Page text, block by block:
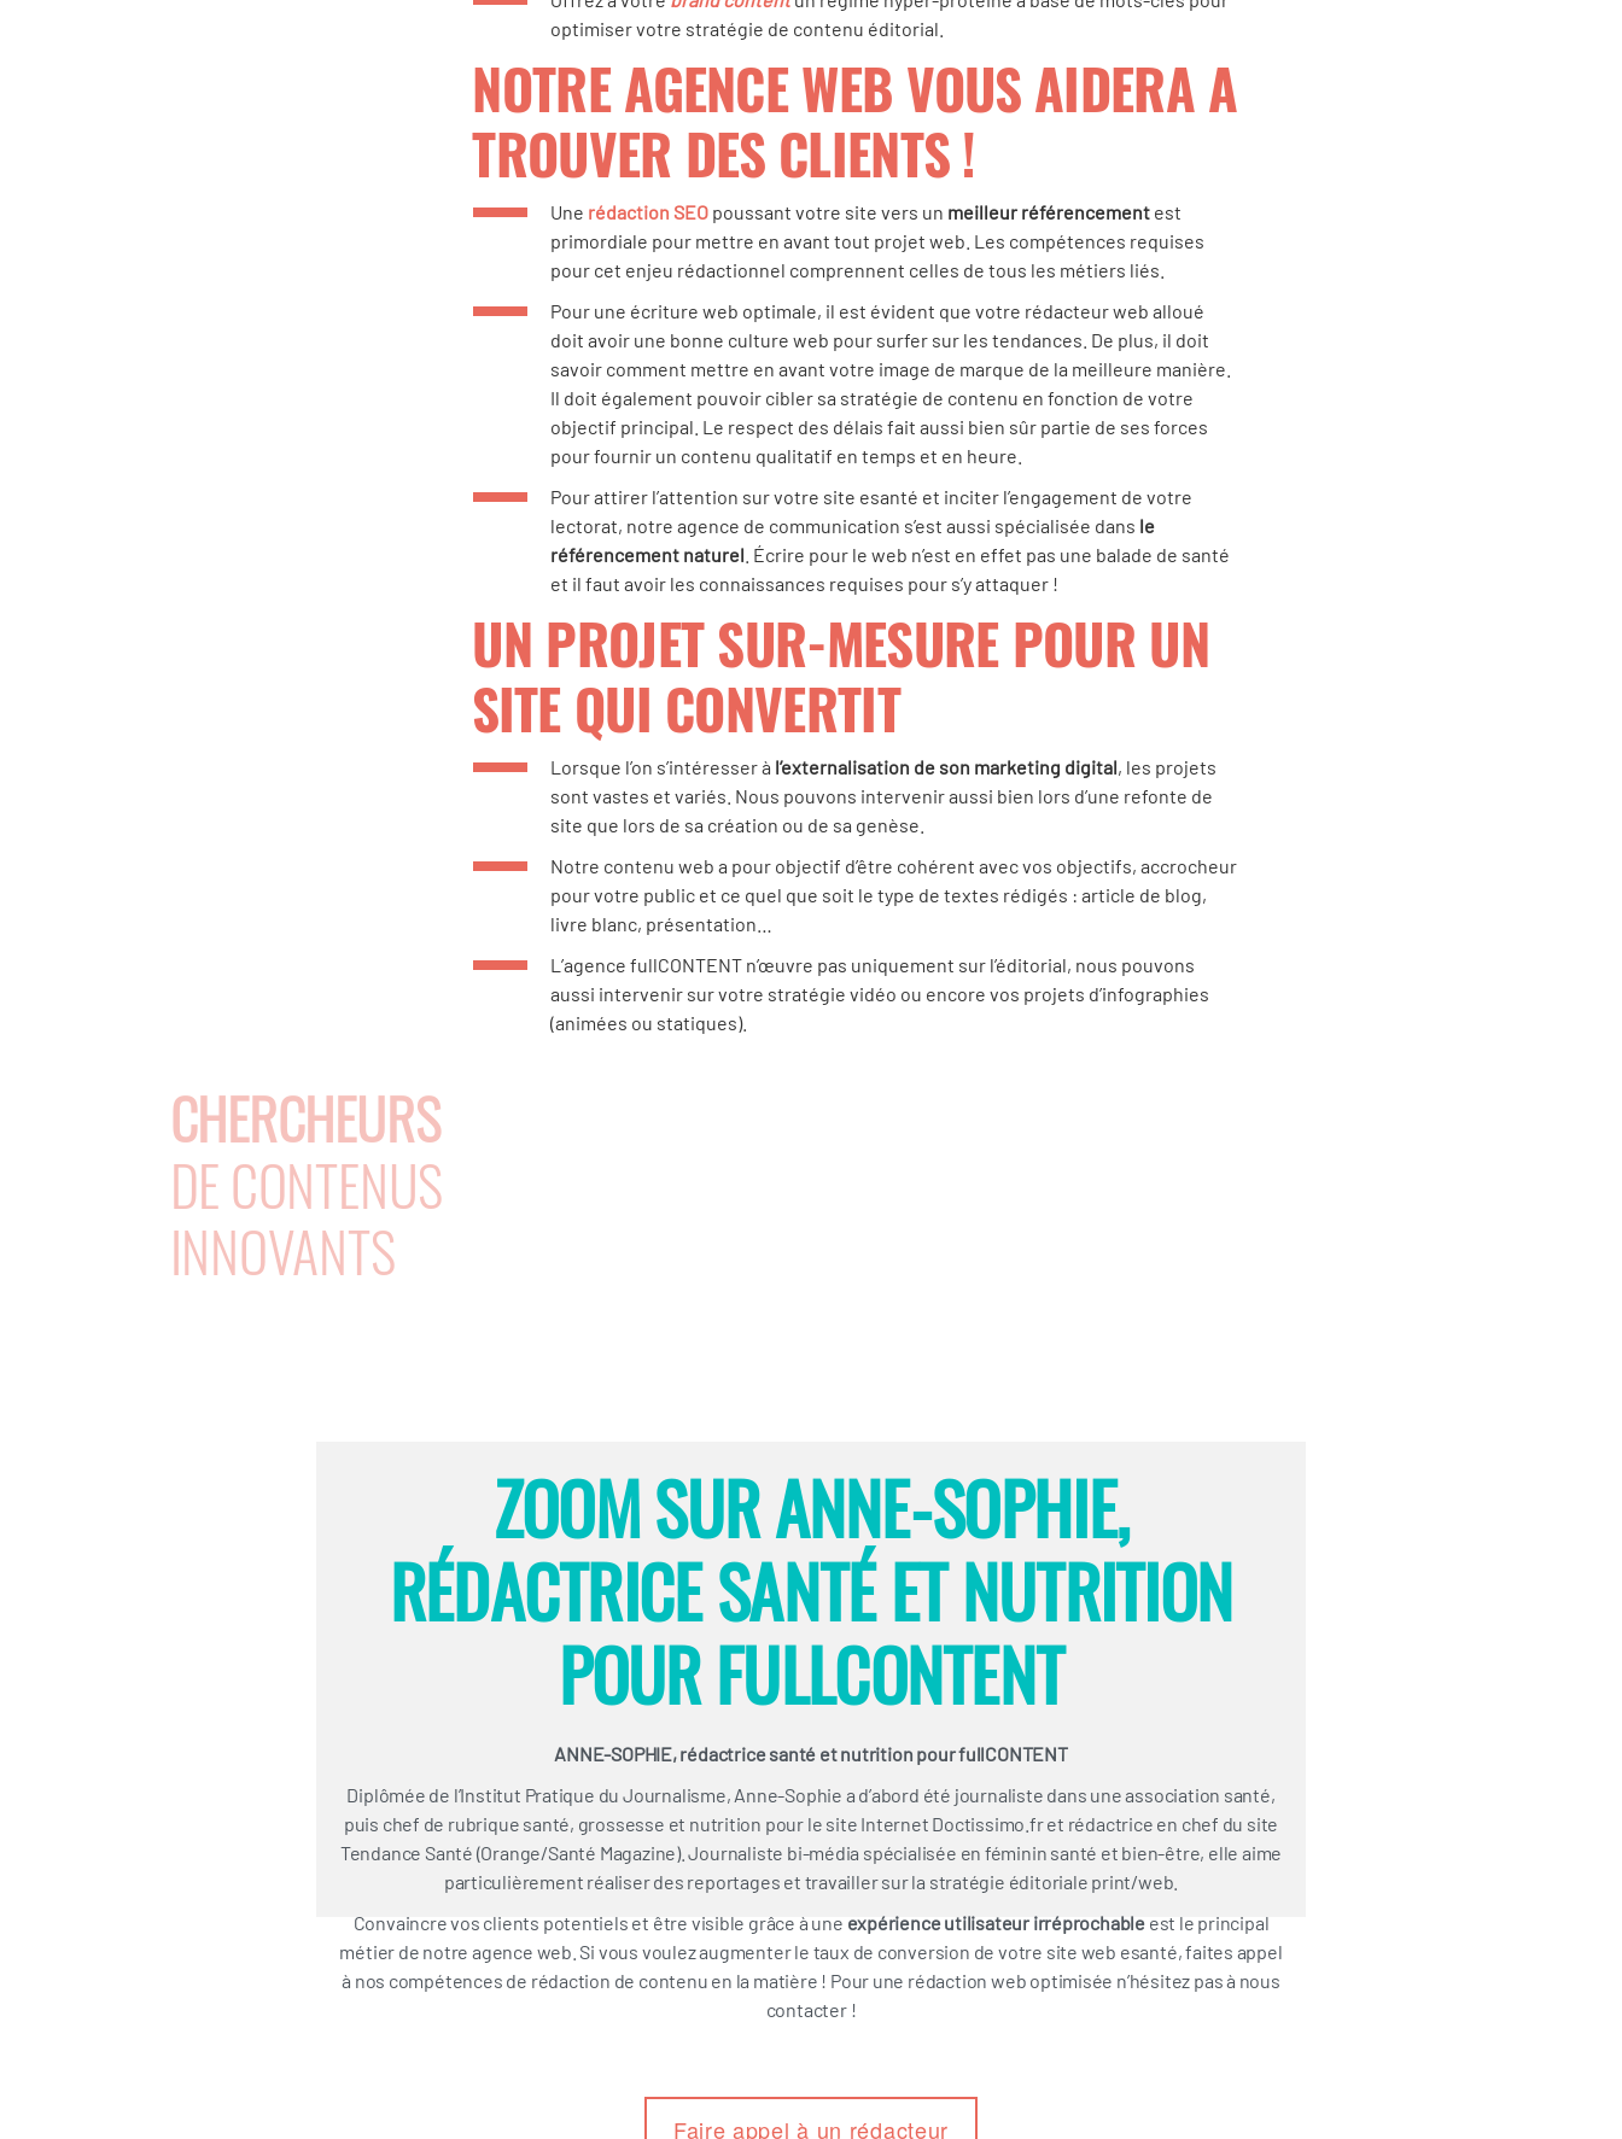
optimiser votre stratégie de contenu éditorial.
NOTRE AGENCE WEB VOUS AIDERA A
TROUVER DES CLIENTS !
Une rédaction SEO poussant votre site vers un meilleur référencement est
primordiale pour mettre en avant tout projet web. Les compétences requises
pour cet enjeu rédactionnel comprennent celles de tous les métiers liés.
Pour une écriture web optimale, il est évident que votre rédacteur web alloué
doit avoir une bonne culture web pour surfer sur les tendances. De plus, il doit
savoir comment mettre en avant votre image de marque de la meilleure manière.
Il doit également pouvoir cibler sa stratégie de contenu en fonction de votre
objectif principal. Le respect des délais fait aussi bien sûr partie de ses forces
pour fournir un contenu qualitatif en temps et en heure.
Pour attirer l’attention sur votre site esanté et inciter l’engagement de votre
lectorat, notre agence de communication s’est aussi spécialisée dans le
référencement naturel . Écrire pour le web n’est en effet pas une balade de santé
et il faut avoir les connaissances requises pour s’y attaquer !
UN PROJET SUR-MESURE POUR UN
SITE QUI CONVERTIT
Lorsque l’on s’intéresser à l’externalisation de son marketing digital, les projets
sont vastes et variés. Nous pouvons intervenir aussi bien lors d’une refonte de
site que lors de sa création ou de sa genèse.
Notre contenu web a pour objectif d’être cohérent avec vos objectifs, accrocheur
pour votre public et ce quel que soit le type de textes rédigés : article de blog,
livre blanc, présentation…
L’agence fullCONTENT n’œuvre pas uniquement sur l’éditorial, nous pouvons
aussi intervenir sur votre stratégie vidéo ou encore vos projets d’infographies
(animées ou statiques).
CHERCHEURS
DE CONTENUS
INNOVANTS
ZOOM SUR ANNE-SOPHIE,
RÉDACTRICE SANTÉ ET NUTRITION
POUR FULLCONTENT
ANNE-SOPHIE, rédactrice santé et nutrition pour fullCONTENT
Diplômée de l’Institut Pratique du Journalisme, Anne-Sophie a d’abord été journaliste dans une association santé,
puis chef de rubrique santé, grossesse et nutrition pour le site Internet Doctissimo.fr et rédactrice en chef du site
Tendance Santé (Orange/Santé Magazine). Journaliste bi-média spécialisée en féminin santé et bien-être, elle aime
particulièrement réaliser des reportages et travailler sur la stratégie éditoriale print/web.
Convaincre vos clients potentiels et être visible grâce à une expérience utilisateur irréprochable est le principal
métier de notre agence web. Si vous voulez augmenter le taux de conversion de votre site web esanté, faites appel
à nos compétences de rédaction de contenu en la matière ! Pour une rédaction web optimisée n’hésitez pas à nous
contacter !
Faire appel à un rédacteur